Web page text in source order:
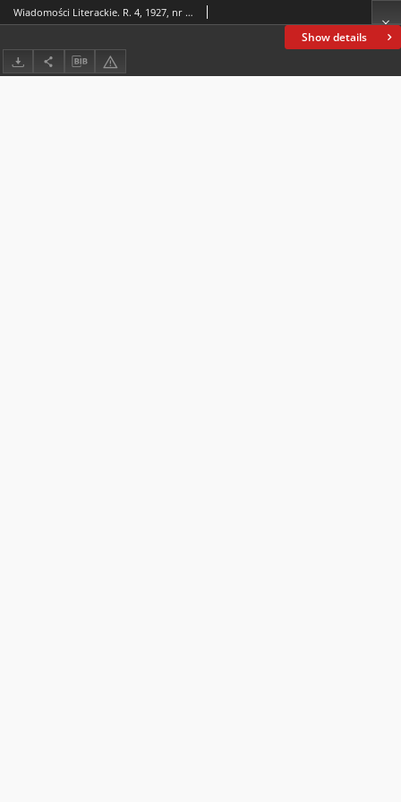
Show details
Wiadomości Literackie. R. 4, 1927, nr 34 (190), 21 VIII